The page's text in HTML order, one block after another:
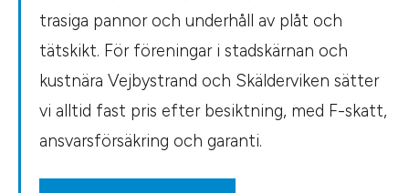
trasiga pannor och underhåll av plåt och
tätskikt. För föreningar i stadskärnan och
kustnära Vejbystrand och Skälderviken sätter
vi alltid fast pris efter besiktning, med F-skatt,
ansvarsförsäkring och garanti.